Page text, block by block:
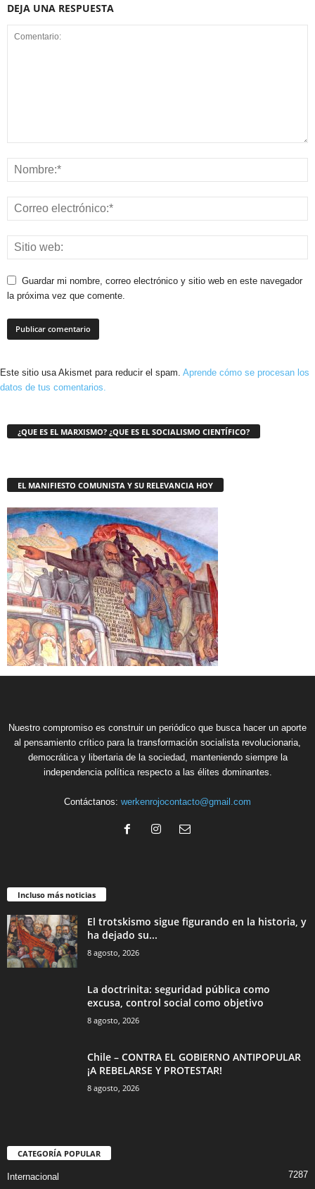
DEJA UNA RESPUESTA
Guardar mi nombre, correo electrónico y sitio web en este navegador
la próxima vez que comente.
Este sitio usa Akismet para reducir el spam. Aprende cómo se procesan los
datos de tus comentarios.
¿QUE ES EL MARXISMO? ¿QUE ES EL SOCIALISMO CIENTÍFICO?
EL MANIFIESTO COMUNISTA Y SU RELEVANCIA HOY
Nuestro compromiso es construir un periódico que busca hacer un aporte
al pensamiento crítico para la transformación socialista revolucionaria,
democrática y libertaria de la sociedad, manteniendo siempre la
independencia política respecto a las élites dominantes.
Contáctanos: werkenrojocontacto@gmail.com
Incluso más noticias
El trotskismo sigue figurando en la historia, y
ha dejado su...
8 agosto, 2026
La doctrinita: seguridad pública como
excusa, control social como objetivo
8 agosto, 2026
Chile – CONTRA EL GOBIERNO ANTIPOPULAR
¡A REBELARSE Y PROTESTAR!
8 agosto, 2026
CATEGORÍA POPULAR
Internacional 7287